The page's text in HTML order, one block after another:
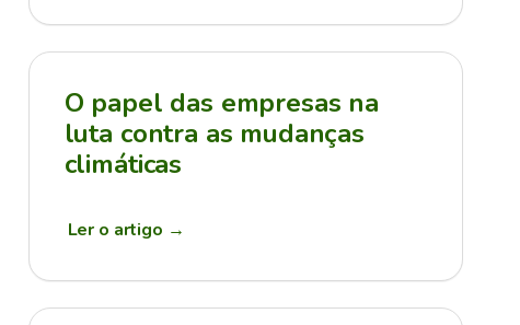
O papel das empresas na
luta contra as mudanças
climáticas
Ler o artigo →